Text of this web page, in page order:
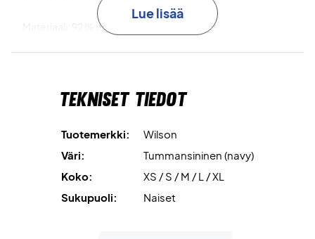
Materiaali: 92 % polyesteri, 8 % elastaani
Lue lisää
Tekniset tiedot
Tuotemerkki:
Wilson
Väri:
Tummansininen (navy)
Koko:
XS / S / M / L / XL
Sukupuoli:
Naiset